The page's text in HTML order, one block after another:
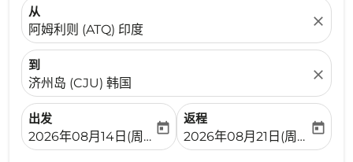
从
阿姆利则 (ATQ) 印度
close
到
济州岛 (CJU) 韩国
close
出发
fc-booking-departure-date-aria-label
2026年08月14日(周五)
today
返程
fc-booking-return-date-
2026年08月21日(周五)
today